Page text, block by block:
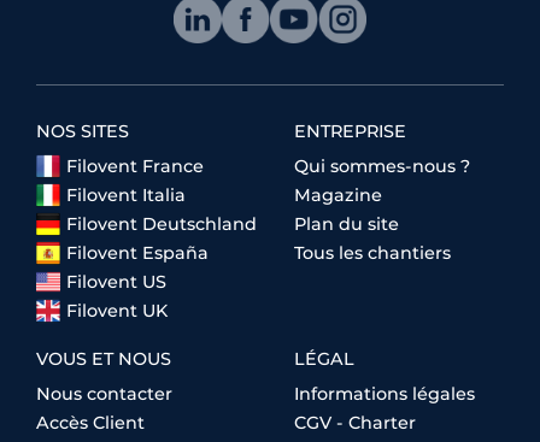
NOS SITES
Filovent France
Filovent Italia
Filovent Deutschland
Filovent España
Filovent US
Filovent UK
ENTREPRISE
Qui sommes-nous ?
Magazine
Plan du site
Tous les chantiers
VOUS ET NOUS
Nous contacter
Accès Client
LÉGAL
Informations légales
CGV - Charter